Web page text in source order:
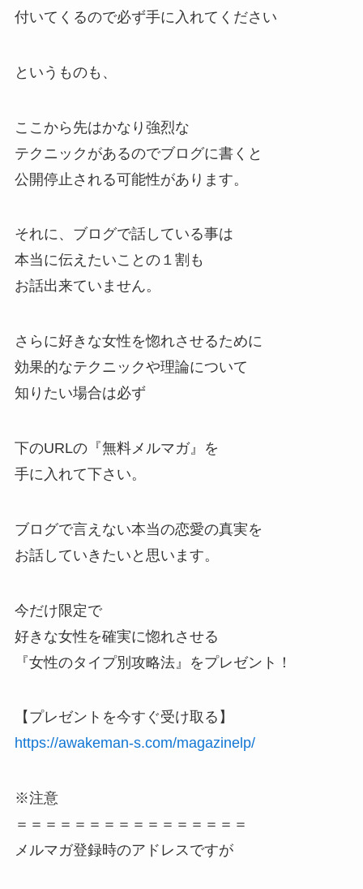
付いてくるので必ず手に入れてください
というものも、
ここから先はかなり強烈な
テクニックがあるのでブログに書くと
公開停止される可能性があります。
それに、ブログで話している事は
本当に伝えたいことの１割も
お話出来ていません。
さらに好きな女性を惚れさせるために
効果的なテクニックや理論について
知りたい場合は必ず
下のURLの『無料メルマガ』を
手に入れて下さい。
ブログで言えない本当の恋愛の真実を
お話していきたいと思います。
今だけ限定で
好きな女性を確実に惚れさせる
『女性のタイプ別攻略法』をプレゼント！
【プレゼントを今すぐ受け取る】
https://awakeman-s.com/magazinelp/
※注意
＝＝＝＝＝＝＝＝＝＝＝＝＝＝＝＝
メルマガ登録時のアドレスですが